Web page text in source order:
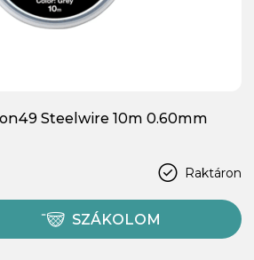
Steelwire 10m 0.60mm
Raktáron
SZÁKOLOM